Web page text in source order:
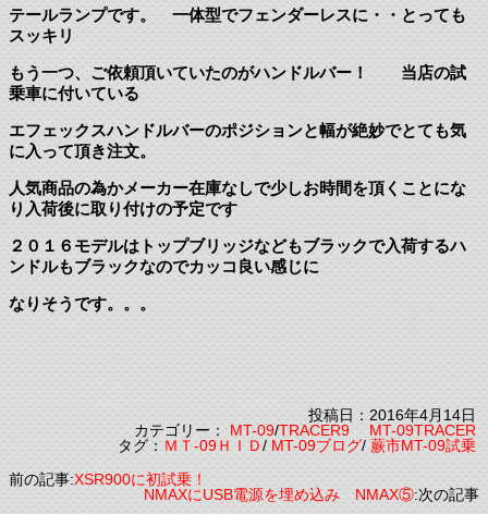
テールランプです。 一体型でフェンダーレスに・・とっても
スッキリ
もう一つ、ご依頼頂いていたのがハンドルバー！ 当店の試
乗車に付いている
エフェックスハンドルバーのポジションと幅が絶妙でとても気
に入って頂き注文。
人気商品の為かメーカー在庫なしで少しお時間を頂くことにな
り入荷後に取り付けの予定です
２０１６モデルはトップブリッジなどもブラックで入荷するハ
ンドルもブラックなのでカッコ良い感じに
なりそうです。。。
投稿日：2016年4月14日
カテゴリー：MT-09/TRACER9 MT-09TRACER
タグ：ＭＴ-09ＨＩＤ/MT-09ブログ/蕨市MT-09試乗
前の記事:XSR900に初試乗！
NMAXにUSB電源を埋め込み NMAX⑤:次の記事